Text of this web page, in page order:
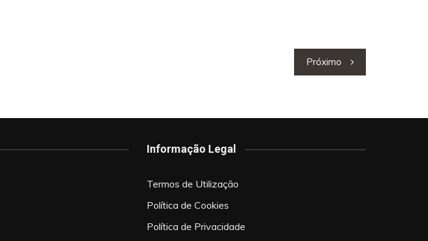
Próximo
Informação Legal
Termos de Utilização
Política de Cookies
Política de Privacidade